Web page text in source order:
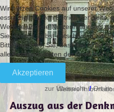
zur Übersicht/Ort im
Auszug aus der
Wir nutzen Cookies auf unserer
essenziell für den Betrieb der Seite,
Website und die Nutzererfahrung zu
Sie können selbst entscheiden, ob
Bitte beachten Sie, dass bei einer
alle Funktionalitäten der Seite zur
Akzeptieren
Weitere